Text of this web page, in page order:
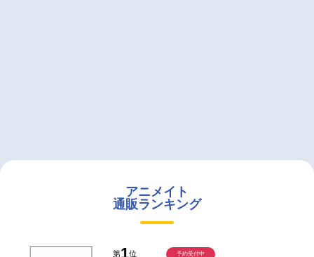
アニメイト
通販ランキング
第1位 予約受付中